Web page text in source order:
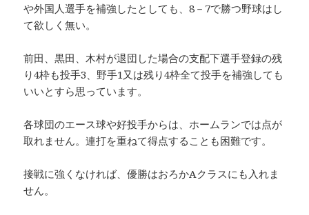
や外国人選手を補強したとしても、8－7で勝つ野球はし
て欲しく無い。
前田、黒田、木村が退団した場合の支配下選手登録の残
り4枠も投手3、野手1又は残り4枠全て投手を補強しても
いいとすら思っています。
各球団のエース球や好投手からは、ホームランでは点が
取れません。連打を重ねて得点することも困難です。
接戦に強くなければ、優勝はおろかAクラスにも入れま
せん。